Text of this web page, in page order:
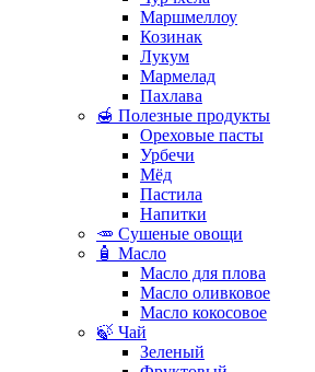
Маршмеллоу
Козинак
Лукум
Мармелад
Пахлава
🍯 Полезные продукты
Ореховые пасты
Урбечи
Мёд
Пастила
Напитки
🥕 Сушеные овощи
🧴 Масло
Масло для плова
Масло оливковое
Масло кокосовое
🍃 Чай
Зеленый